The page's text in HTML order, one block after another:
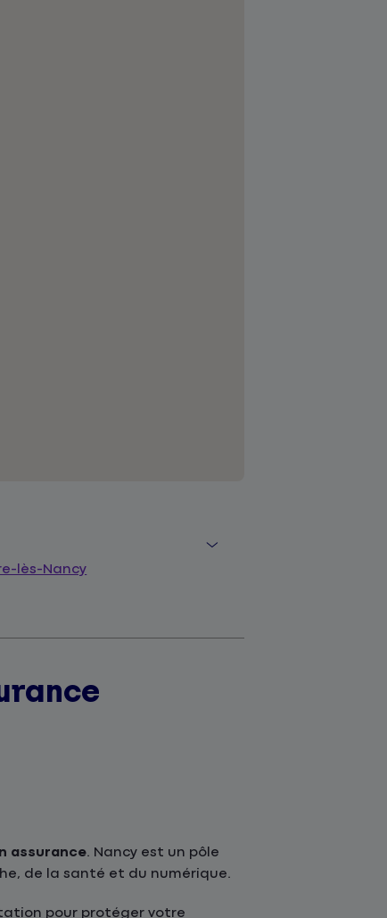
lès-Nancy
assurance. Nancy est un pôle
de la santé et du numérique.
pour protéger votre